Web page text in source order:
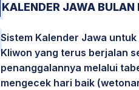
KALENDER JAWA BULAN
Sistem Kalender Jawa
Kliwon yang terus berjalan
penanggalannya melalui
mengecek hari baik